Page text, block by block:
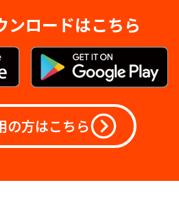
ンロードはこちら
の方はこちら